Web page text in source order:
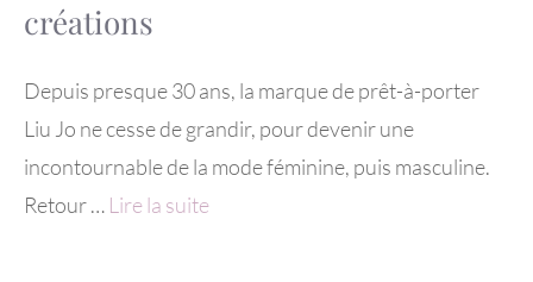
créations
Depuis presque 30 ans, la marque de prêt-à-porter
Liu Jo ne cesse de grandir, pour devenir une
incontournable de la mode féminine, puis masculine.
Retour … Lire la suite